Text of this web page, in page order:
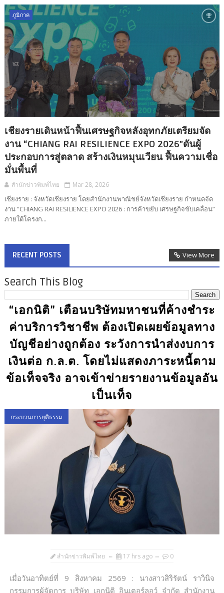
ภูมิภาค
เชียงรายเดินหน้าฟื้นเศรษฐกิจหลังอุทกภัยเตรียมจัด
งาน “CHIANG RAI RESILIENCE EXPO 2026”ดันผู้
ประกอบการสู่ตลาด สร้างเงินหมุนเวียน ฟื้นความเชื่อ
มั่นพื้นที่
สำนักข่าวพิมพ์ไทย Mar 28, 2026
เชียงราย : จังหวัดเชียงราย โดยสำนักงานพาณิชย์จังหวัดเชียงราย กำหนดจัด
งาน “CHIANG RAI RESILIENCE EXPO 2026 : การค้าขยับ เศรษฐกิจขับเคลื่อน”
ภายใต้โครงก...
RECENT POSTS View More
Search This Blog
“เอกนิติ” เตือนบริษัทมหาชนที่ค้างชำระ
ค่าบริการวิชาชีพ ต้องเปิดเผยข้อมูลทาง
บัญชีอย่างถูกต้อง ระวังการนำส่งงบการ
เงินต่อ ก.ล.ต. โดยไม่แสดงภาระหนี้ตาม
ข้อเท็จจริง อาจเข้าข่ายรายงานข้อมูลอัน
เป็นเท็จ
กระบวนการยุติธรรม
สำนักข่าวพิมพ์ไทย 17 hrs ago 0
เมื่อวันอาทิตย์ที่ 9 สิงหาคม 2569 : นางสาวสิริรัตน์ ราวินิจ
กรรมการผู้จัดการ บริษัท เอกนิติ อินเตอร์ลอว์ จำกัด สำนักงาน